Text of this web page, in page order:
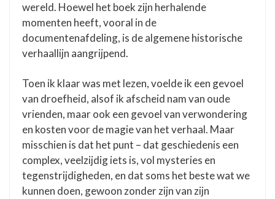
wereld. Hoewel het boek zijn herhalende
momenten heeft, vooral in de
documentenafdeling, is de algemene historische
verhaallijn aangrijpend.
Toen ik klaar was met lezen, voelde ik een gevoel
van droefheid, alsof ik afscheid nam van oude
vrienden, maar ook een gevoel van verwondering
en kosten voor de magie van het verhaal. Maar
misschien is dat het punt – dat geschiedenis een
complex, veelzijdig iets is, vol mysteries en
tegenstrijdigheden, en dat soms het beste wat we
kunnen doen, gewoon zonder zijn van zijn